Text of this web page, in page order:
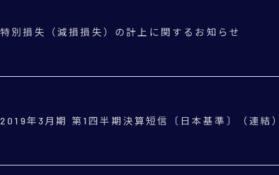
特別損失（減損損失）の計上に関するお知らせ
2019年3月期 第1四半期決算短信〔日本基準〕（連結）